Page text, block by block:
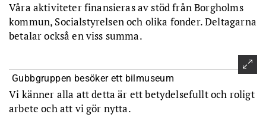
Våra aktiviteter finansieras av stöd från Borgholms
kommun, Socialstyrelsen och olika fonder. Deltagarna
betalar också en viss summa.
Gubbgruppen besöker ett bilmuseum
Vi känner alla att detta är ett betydelsefullt och roligt
arbete och att vi gör nytta.